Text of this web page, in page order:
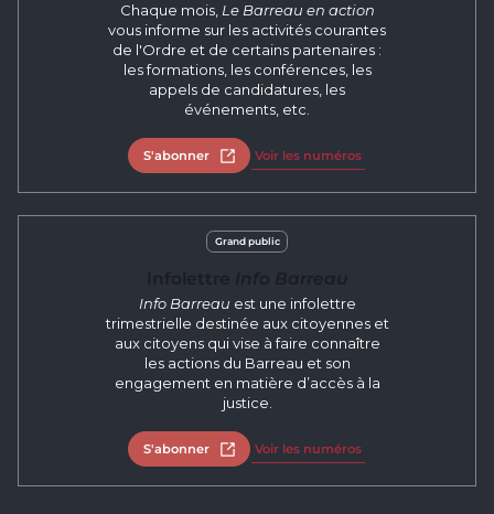
Chaque mois, Le Barreau en action
vous informe sur les activités courantes
de l'Ordre et de certains partenaires :
les formations, les conférences, les
appels de candidatures, les
événements, etc.
S'abonner Ouvrir dans un nouvel onglet
Voir les numéros
Grand public
Info Barreau est une infolettre
trimestrielle destinée aux citoyennes et
aux citoyens qui vise à faire connaître
les actions du Barreau et son
engagement en matière d’accès à la
justice.
S'abonner Ouvrir dans un nouvel onglet
Voir les numéros